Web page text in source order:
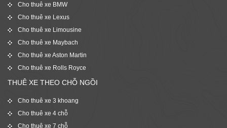
Cho thuê xe BMW
Cho thuê xe Lexus
Cho thuê xe Limousine
Cho thuê xe Maybach
Cho thuê xe Aston Martin
Cho thuê xe Rolls Royce
THUÊ XE THEO CHỖ NGỒI
Cho thuê xe 3 khoang
Cho thuê xe 4 chỗ
Cho thuê xe 7 chỗ